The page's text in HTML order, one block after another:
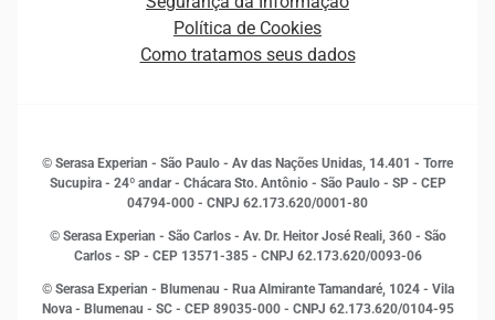
Empreendedorismo
Estudos e Pesquisas
Inovação e Tecnologia
Leis e impostos
Marketing
Open Finance
Proteção de Dados
Sala de Imprensa
Política de Cookies
Como tratamos seus dados
© Serasa Experian - São Paulo - Av das Nações Unidas, 14.401 - Torre
Sucupira - 24º andar - Chácara Sto. Antônio - São Paulo - SP - CEP
04794-000 - CNPJ 62.173.620/0001-80
© Serasa Experian - São Carlos - Av. Dr. Heitor José Reali, 360 - São
Carlos - SP - CEP 13571-385 - CNPJ 62.173.620/0093-06
© Serasa Experian - Blumenau - Rua Almirante Tamandaré, 1024 - Vila
Nova - Blumenau - SC - CEP 89035-000 - CNPJ 62.173.620/0104-95